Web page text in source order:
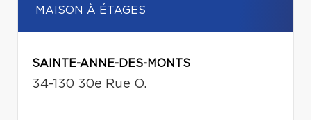
MAISON À ÉTAGES
SAINTE-ANNE-DES-MONTS
34-130 30e Rue O.